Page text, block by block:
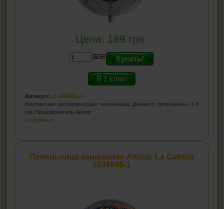
Цена: 189 грн.
Купить!
В 1 клик!
Артикул: cl-0246011-4
Компактная металлическая пепельница Диаметр пепельницы 4.8
см. Производитель Atomic
Подробнее...
Пепельница карманная Atomic La Catrina
0246806-1